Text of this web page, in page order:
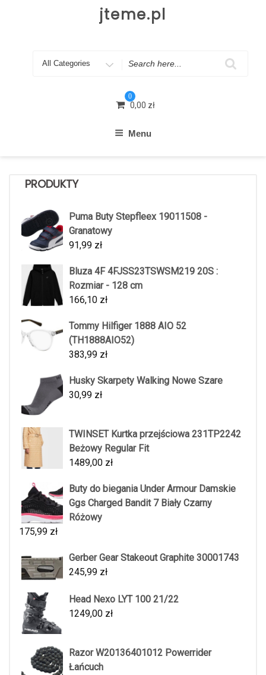
jteme.pl
Search
0
0,00 zł
Menu
PRODUKTY
Puma Buty Stepfleex 19011508 -
Granatowy
91,99 zł
Bluza 4F 4FJSS23TSWSM219 20S :
Rozmiar - 128 cm
166,10 zł
Tommy Hilfiger 1888 AIO 52
(TH1888AIO52)
383,99 zł
Husky Skarpety Walking Nowe Szare
30,99 zł
TWINSET Kurtka przejściowa 231TP2242
Beżowy Regular Fit
1489,00 zł
Buty do biegania Under Armour Damskie
Ggs Charged Bandit 7 Biały Czarny
Różowy
175,99 zł
Gerber Gear Stakeout Graphite 30001743
245,99 zł
Head Nexo LYT 100 21/22
1249,00 zł
Razor W20136401012 Powerrider
Łańcuch